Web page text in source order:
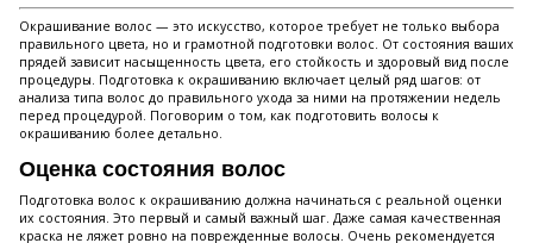
Окрашивание волос — это искусство, которое требует не только выбора
правильного цвета, но и грамотной подготовки волос. От состояния ваших
прядей зависит насыщенность цвета, его стойкость и здоровый вид после
процедуры. Подготовка к окрашиванию включает целый ряд шагов: от
анализа типа волос до правильного ухода за ними на протяжении недель
перед процедурой. Поговорим о том, как подготовить волосы к
окрашиванию более детально.
Оценка состояния волос
Подготовка волос к окрашиванию должна начинаться с реальной оценки
их состояния. Это первый и самый важный шаг. Даже самая качественная
краска не ляжет ровно на поврежденные волосы. Очень рекомендуется